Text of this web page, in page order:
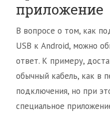
приложение
В вопросе о том, как
USB к Android, можно
ответ. К примеру,
обычный кабель, как в
подключения, но при
специальное